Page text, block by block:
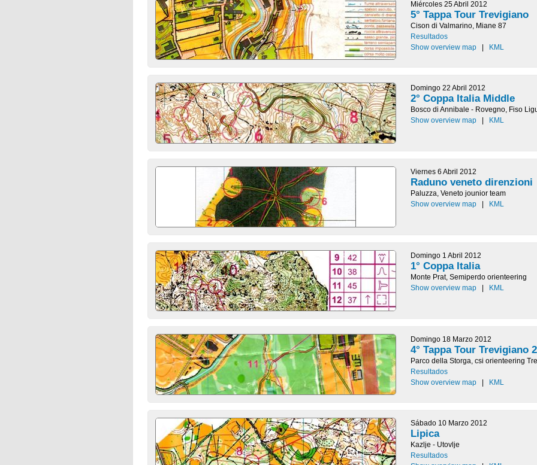
Miércoles 25 Abril 2012
5° Tappa Tour Trevigiano
Cison di Valmarino, Miane 87
Resultados
Show overview map
| KML
Domingo 22 Abril 2012
2° Coppa Italia Middle
Bosco di Annibale - Rovegno, Fiso
Show overview map
| KML
Viernes 6 Abril 2012
Raduno veneto direnzioni
Paluzza, Veneto jounior team
Show overview map
| KML
Domingo 1 Abril 2012
1° Coppa Italia
Monte Prat, Semiperdo orienteering
Show overview map
| KML
Domingo 18 Marzo 2012
4° Tappa Tour Trevigiano
Parco della Storga, csi orienteering
Resultados
Show overview map
| KML
Sábado 10 Marzo 2012
Lipica
Kazlje - Utovlje
Resultados